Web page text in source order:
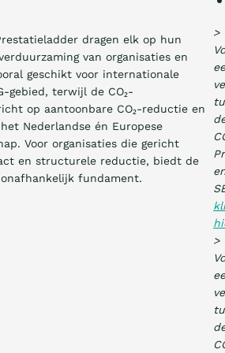
dragen elk op hun
van organisaties en
geschikt voor internationale
gebied, terwijl de CO₂-
op aantoonbare CO₂-reductie en
Nederlandse én Europese
Voor organisaties die gericht
en structurele reductie, biedt de
fundament.
>
>